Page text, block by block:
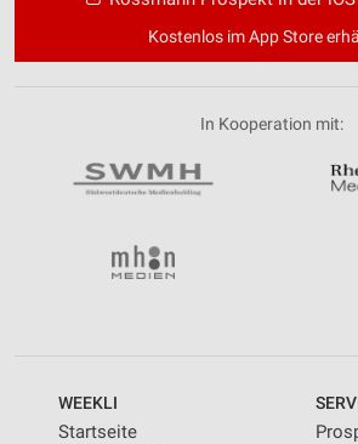
Kostenlos im App Store
In Kooperation mit:
WEEKLI
Startseite